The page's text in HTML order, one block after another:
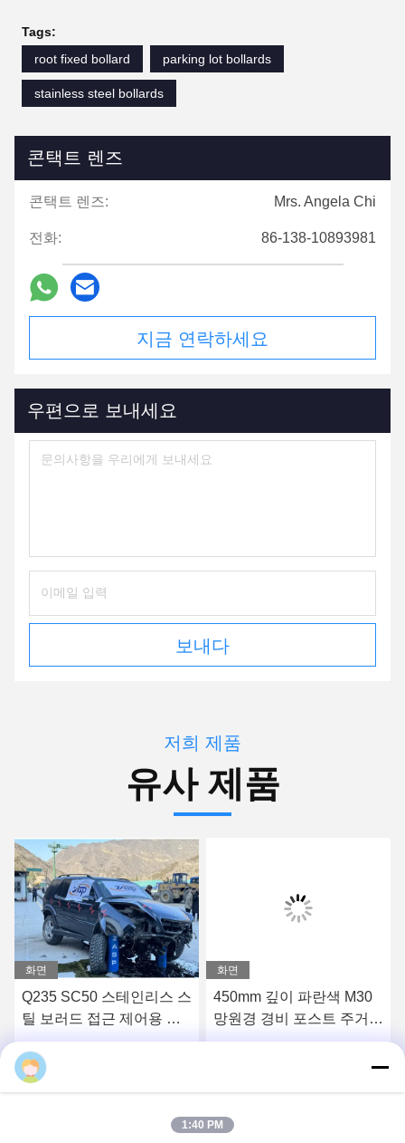
Tags:
root fixed bollard
parking lot bollards
stainless steel bollards
콘택트 렌즈
콘택트 렌즈: Mrs. Angela Chi
전화: 86-138-10893981
지금 연락하세요
우편으로 보내세요
보내다
저희 제품
유사 제품
화면
Q235 SC50 스테인리스 스
틸 보러드 접근 제어용 고
정 보러드
가장 좋은 가격 을 구하라
화면
450mm 깊이 파란색 M30
망원경 경비 포스트 주거용
차고 보러드
가장 좋은 가격 을 구하라
1:40 PM